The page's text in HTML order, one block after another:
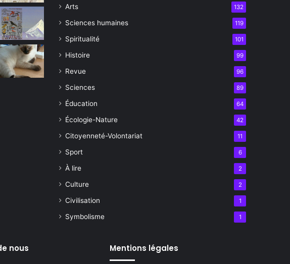
Arts 132
Sciences humaines 119
Spiritualité 101
Histoire 99
Revue 96
Sciences 89
Éducation 64
Écologie-Nature 42
Citoyenneté-Volontariat 11
Sport 6
À lire 2
Culture 2
Civilisation 1
Symbolisme 1
nous Mentions légales